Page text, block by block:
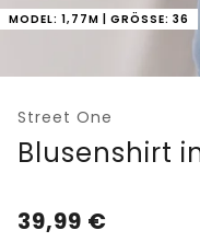
MODEL: 1,77M | GRÖSSE: 36
Street One
Blusenshirt
39,99 €